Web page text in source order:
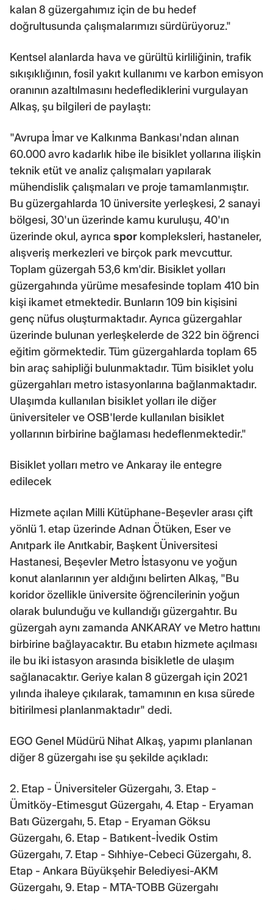
kalan 8 güzergahımız için de bu hedef
doğrultusunda çalışmalarımızı sürdürüyoruz."
Kentsel alanlarda hava ve gürültü kirliliğinin, trafik
sıkışıklığının, fosil yakıt kullanımı ve karbon emisyon
oranının azaltılmasını hedeflediklerini vurgulayan
Alkaş, şu bilgileri de paylaştı:
"Avrupa İmar ve Kalkınma Bankası'ndan alınan
60.000 avro kadarlık hibe ile bisiklet yollarına ilişkin
teknik etüt ve analiz çalışmaları yapılarak
mühendislik çalışmaları ve proje tamamlanmıştır.
Bu güzergahlarda 10 üniversite yerleşkesi, 2 sanayi
bölgesi, 30'un üzerinde kamu kuruluşu, 40'ın
üzerinde okul, ayrıca spor kompleksleri, hastaneler,
alışveriş merkezleri ve birçok park mevcuttur.
Toplam güzergah 53,6 km'dir. Bisiklet yolları
güzergahında yürüme mesafesinde toplam 410 bin
kişi ikamet etmektedir. Bunların 109 bin kişisini
genç nüfus oluşturmaktadır. Ayrıca güzergahlar
üzerinde bulunan yerleşkelerde de 322 bin öğrenci
eğitim görmektedir. Tüm güzergahlarda toplam 65
bin araç sahipliği bulunmaktadır. Tüm bisiklet yolu
güzergahları metro istasyonlarına bağlanmaktadır.
Ulaşımda kullanılan bisiklet yolları ile diğer
üniversiteler ve OSB'lerde kullanılan bisiklet
yollarının birbirine bağlaması hedeflenmektedir."
Bisiklet yolları metro ve Ankaray ile entegre
edilecek
Hizmete açılan Milli Kütüphane-Beşevler arası çift
yönlü 1. etap üzerinde Adnan Ötüken, Eser ve
Anıtpark ile Anıtkabir, Başkent Üniversitesi
Hastanesi, Beşevler Metro İstasyonu ve yoğun
konut alanlarının yer aldığını belirten Alkaş, "Bu
koridor özellikle üniversite öğrencilerinin yoğun
olarak bulunduğu ve kullandığı güzergahtır. Bu
güzergah aynı zamanda ANKARAY ve Metro hattını
birbirine bağlayacaktır. Bu etabın hizmete açılması
ile bu iki istasyon arasında bisikletle de ulaşım
sağlanacaktır. Geriye kalan 8 güzergah için 2021
yılında ihaleye çıkılarak, tamamının en kısa sürede
bitirilmesi planlanmaktadır" dedi.
EGO Genel Müdürü Nihat Alkaş, yapımı planlanan
diğer 8 güzergahı ise şu şekilde açıkladı:
2. Etap - Üniversiteler Güzergahı, 3. Etap -
Ümitköy-Etimesgut Güzergahı, 4. Etap - Eryaman
Batı Güzergahı, 5. Etap - Eryaman Göksu
Güzergahı, 6. Etap - Batıkent-İvedik Ostim
Güzergahı, 7. Etap - Sıhhiye-Cebeci Güzergahı, 8.
Etap - Ankara Büyükşehir Belediyesi-AKM
Güzergahı, 9. Etap - MTA-TOBB Güzergahı